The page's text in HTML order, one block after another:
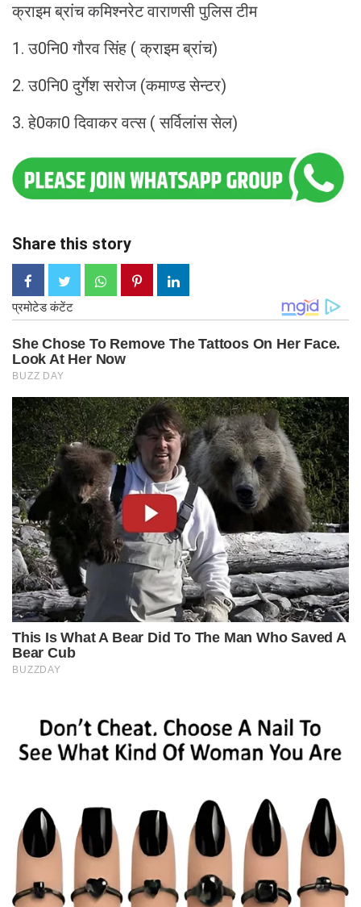
क्राइम ब्रांच कमिश्नरेट वाराणसी पुलिस टीम
1. उ0नि0 गौरव सिंह ( क्राइम ब्रांच)
2. उ0नि0 दुर्गेश सरोज (कमाण्ड सेन्टर)
3. हे0का0 दिवाकर वत्स ( सर्विलांस सेल)
Share this story